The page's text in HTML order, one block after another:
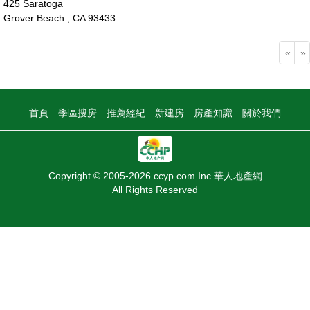
425 Saratoga
Grover Beach , CA 93433
« »
首頁 學區搜房 推薦經紀 新建房 房產知識 關於我們
Copyright © 2005-2026 ccyp.com Inc.華人地產網
All Rights Reserved